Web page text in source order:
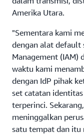
Amerika Utara.
"Sementara kami
dengan alat default
Management (IAM)
waktu kami
dengan IdP pihak
set catatan
terperinci.
meninggalkan
satu tempat dan itu